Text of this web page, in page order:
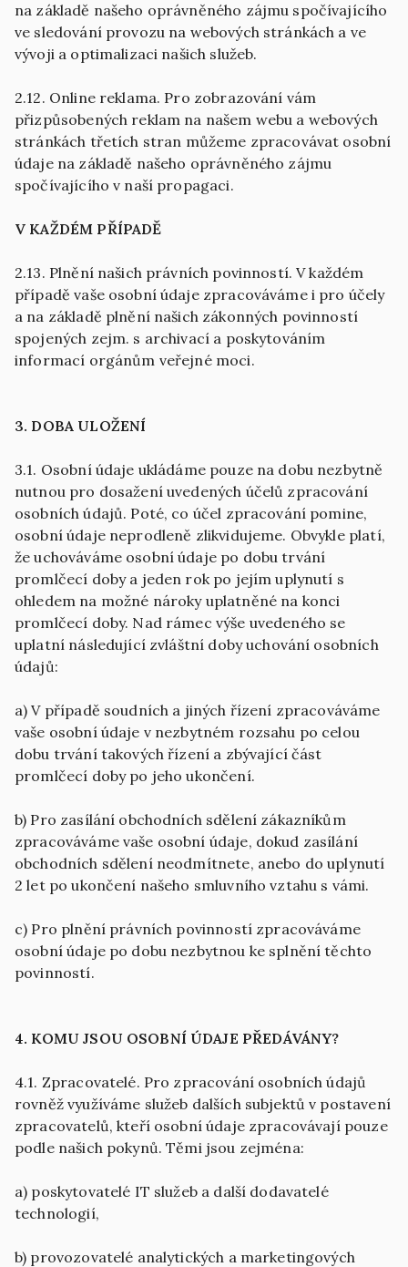
na základě našeho oprávněného zájmu spočívajícího
ve sledování provozu na webových stránkách a ve
vývoji a optimalizaci našich služeb.
2.12. Online reklama. Pro zobrazování vám
přizpůsobených reklam na našem webu a webových
stránkách třetích stran můžeme zpracovávat osobní
údaje na základě našeho oprávněného zájmu
V KAŽDÉM PŘÍPADĚ
2.13. Plnění našich právních povinností. V každém
případě vaše osobní údaje zpracováváme i pro účely
a na základě plnění našich zákonných povinností
spojených zejm. s archivací a poskytováním
informací orgánům veřejné moci.
3. DOBA ULOŽENÍ
3.1. Osobní údaje ukládáme pouze na dobu nezbytně
nutnou pro dosažení uvedených účelů zpracování
osobních údajů. Poté, co účel zpracování pomine,
osobní údaje neprodleně zlikvidujeme. Obvykle platí,
že uchováváme osobní údaje po dobu trvání
promlčecí doby a jeden rok po jejím uplynutí s
ohledem na možné nároky uplatněné na konci
promlčecí doby. Nad rámec výše uvedeného se
uplatní následující zvláštní doby uchování osobních
údajů:
a) V případě soudních a jiných řízení zpracováváme
vaše osobní údaje v nezbytném rozsahu po celou
dobu trvání takových řízení a zbývající část
promlčecí doby po jeho ukončení.
b) Pro zasílání obchodních sdělení zákazníkům
zpracováváme vaše osobní údaje, dokud zasílání
obchodních sdělení neodmítnete, anebo do uplynutí
2 let po ukončení našeho smluvního vztahu s vámi.
c) Pro plnění právních povinností zpracováváme
osobní údaje po dobu nezbytnou ke splnění těchto
povinností.
4. KOMU JSOU OSOBNÍ ÚDAJE PŘEDÁVÁNY?
4.1. Zpracovatelé. Pro zpracování osobních údajů
rovněž využíváme služeb dalších subjektů v postavení
zpracovatelů, kteří osobní údaje zpracovávají pouze
podle našich pokynů. Těmi jsou zejména:
a) poskytovatelé IT služeb a další dodavatelé
technologií,
b) provozovatelé analytických a marketingových